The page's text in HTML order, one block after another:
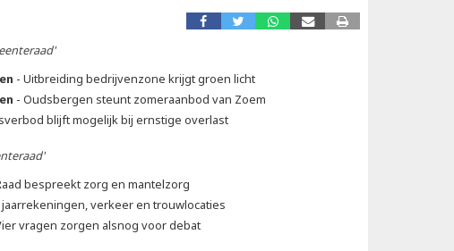
- Uitbreiding bedrijvenzone krijgt groen licht
- Oudsbergen steunt zomeraanbod van Zoem
blijft mogelijk bij ernstige overlast
bespreekt zorg en mantelzorg
jaarrekeningen, verkeer en trouwlocaties
vragen zorgen alsnog voor debat